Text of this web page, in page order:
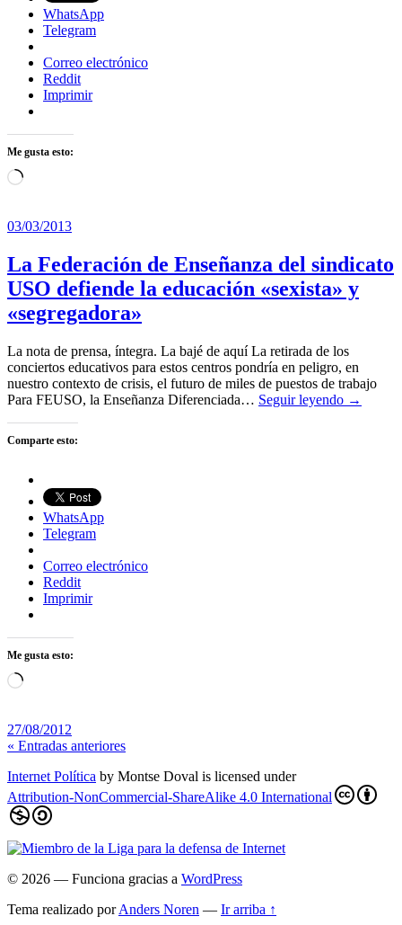
WhatsApp
Telegram
Correo electrónico
Reddit
Imprimir
Me gusta esto:
Cargando...
03/03/2013
La Federación de Enseñanza del sindicato
USO defiende la educación «sexista» y
«segregadora»
La nota de prensa, íntegra. La bajé de aquí La retirada de los
conciertos educativos para estos centros pondría en peligro, en
nuestro contexto de crisis, el futuro de miles de puestos de trabajo
Para FEUSO, la Enseñanza Diferenciada… Seguir leyendo →
Comparte esto:
WhatsApp
Telegram
Correo electrónico
Reddit
Imprimir
Me gusta esto:
Cargando...
27/08/2012
« Entradas anteriores
Internet Política by Montse Doval is licensed under
Attribution-NonCommercial-ShareAlike 4.0 International
© 2026 — Funciona gracias a WordPress
Tema realizado porAnders Noren — Ir arriba ↑